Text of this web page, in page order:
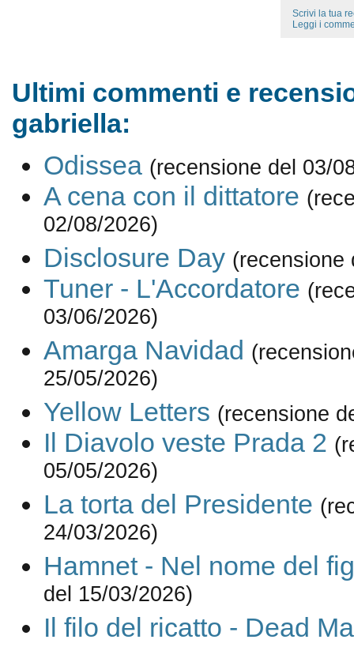
Scrivi la tua
Leggi i
Ultimi commenti e
gabriella:
Odissea (recensione del 03/
A cena con il dittatore
02/08/2026)
Disclosure Day (recensione
Tuner - L'Accordatore
03/06/2026)
Amarga Navidad
25/05/2026)
Yellow Letters (recensione
Il Diavolo veste Prada 2
05/05/2026)
La torta del Presidente
24/03/2026)
Hamnet - Nel nome del
del 15/03/2026)
Il filo del ricatto - Dead